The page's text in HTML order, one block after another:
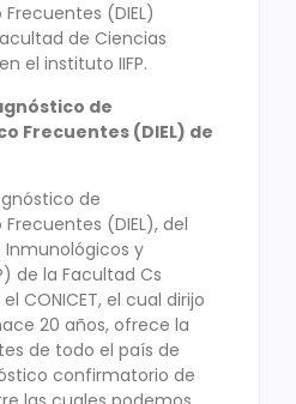
(DIEL)
de Ciencias
el instituto IIFP.
de
Frecuentes (DIEL) de
de
(DIEL), del
Inmunológicos y
de la Facultad Cs
CONICET, el cual dirijo
20 años, ofrece la
de todo el país de
confirmatorio de